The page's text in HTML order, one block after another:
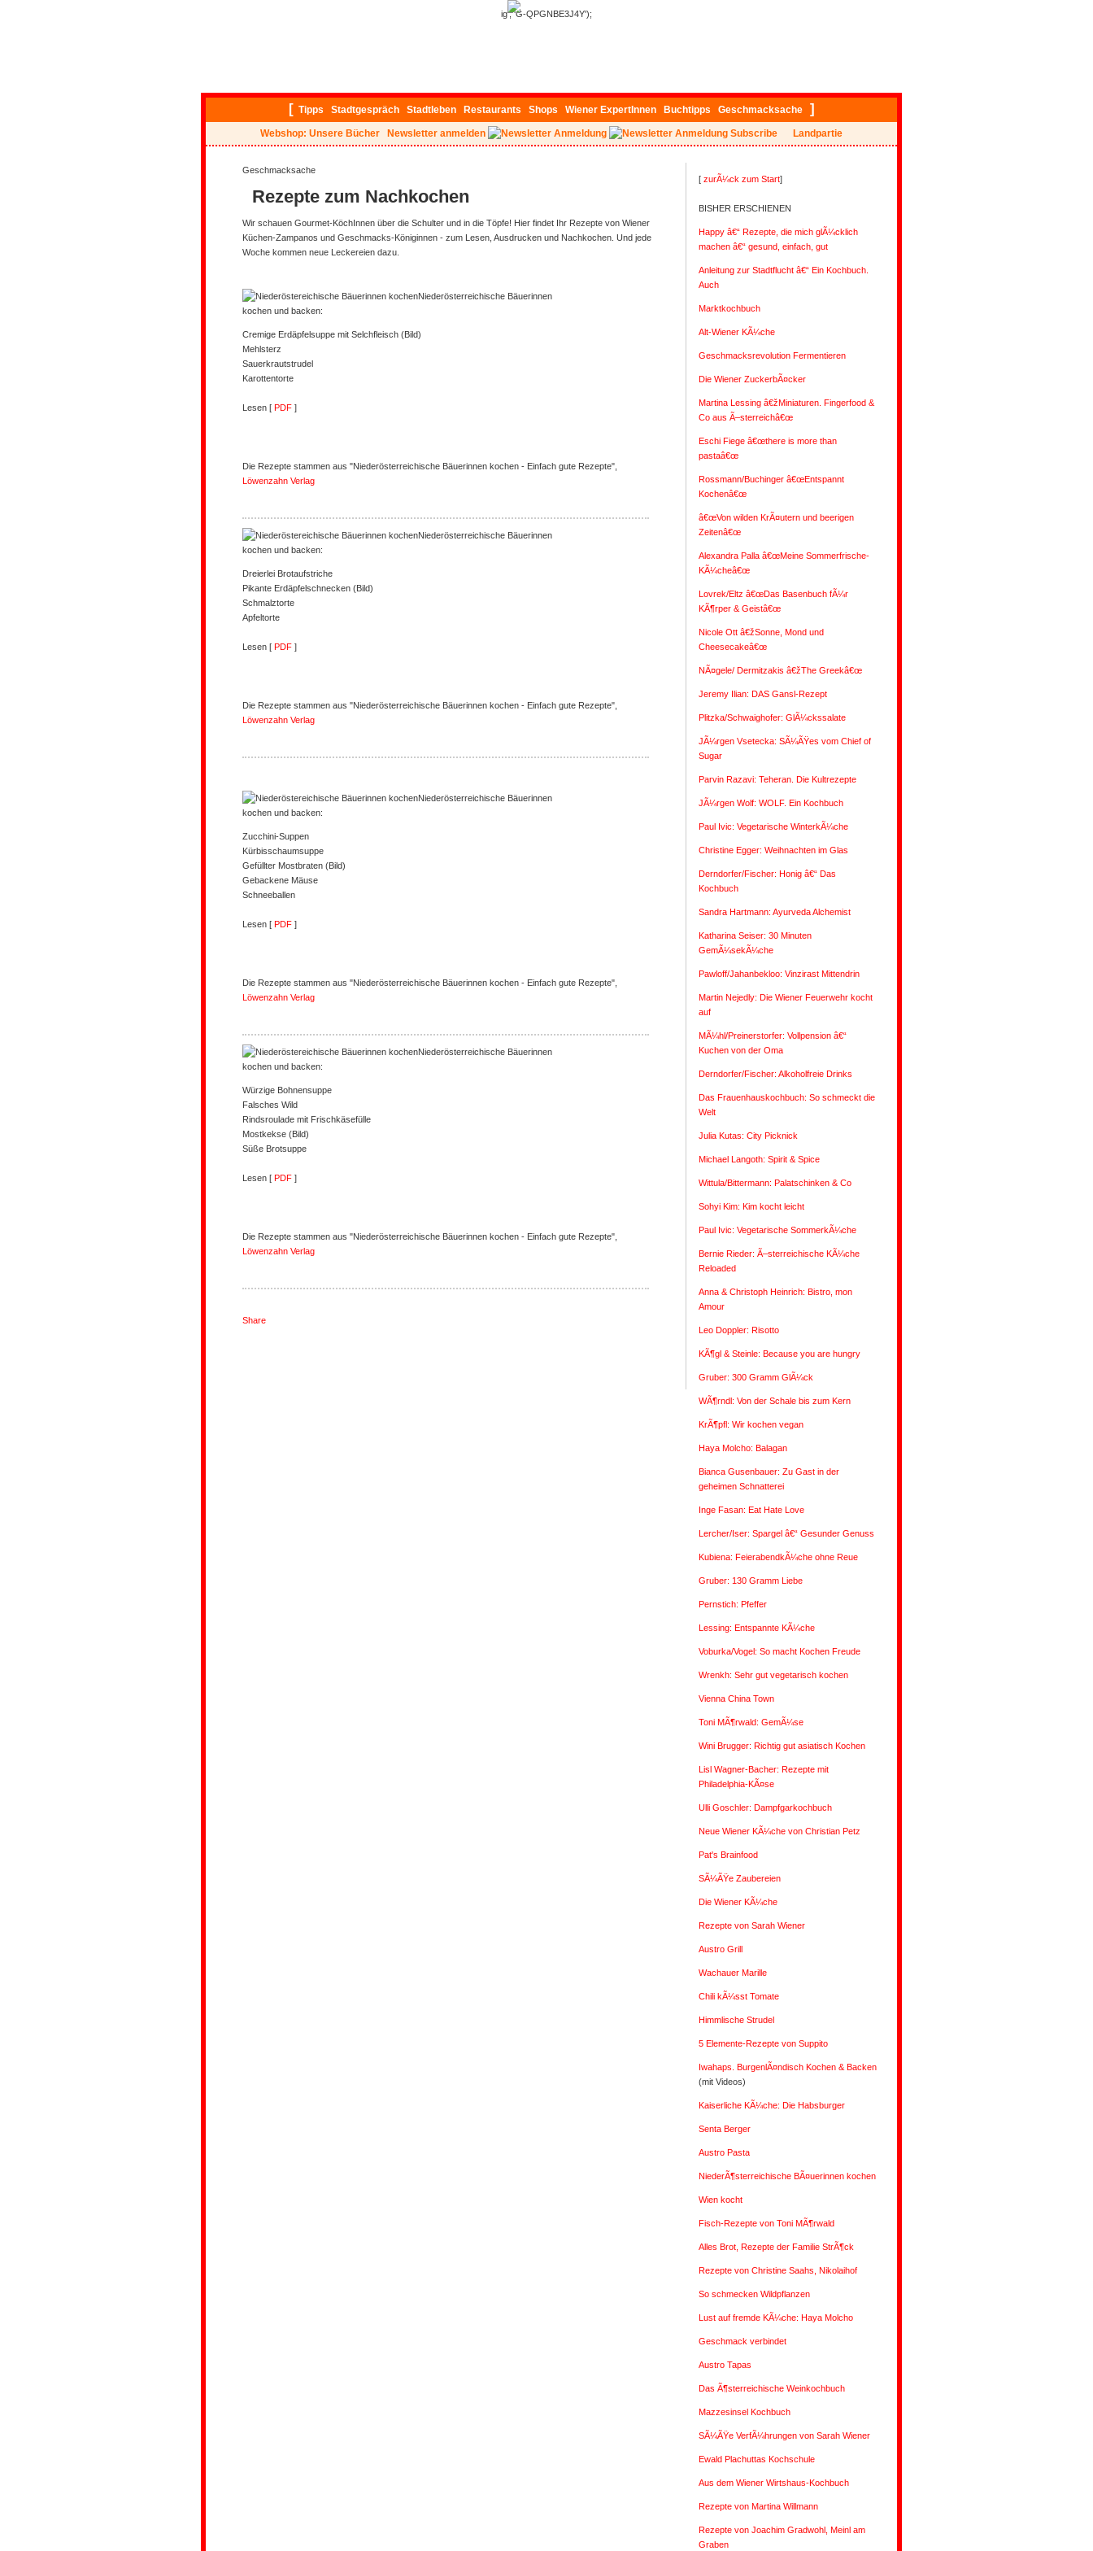
ig', 'G-QPGNBE3J4Y');
[ Tipps Stadtgespräch Stadtleben Restaurants Shops Wiener ExpertInnen Buchtipps Geschmacksache ]
Webshop: Unsere Bücher Newsletter anmelden Subscribe Landpartie
Geschmacksache
Rezepte zum Nachkochen
Wir schauen Gourmet-KöchInnen über die Schulter und in die Töpfe! Hier findet Ihr Rezepte von Wiener
Küchen-Zampanos und Geschmacks-Königinnen - zum Lesen, Ausdrucken und Nachkochen. Und jede
Woche kommen neue Leckereien dazu.
Niederösterreichische Bäuerinnen
kochen und backen:
Cremige Erdäpfelsuppe mit Selchfleisch (Bild)
Mehlsterz
Sauerkrautstrudel
Karottentorte
Lesen [ PDF ]
Die Rezepte stammen aus "Niederösterreichische Bäuerinnen kochen - Einfach gute Rezepte",
Löwenzahn Verlag
Niederösterreichische Bäuerinnen
kochen und backen:
Dreierlei Brotaufstriche
Pikante Erdäpfelschnecken (Bild)
Schmalztorte
Apfeltorte
Lesen [ PDF ]
Die Rezepte stammen aus "Niederösterreichische Bäuerinnen kochen - Einfach gute Rezepte",
Löwenzahn Verlag
Niederösterreichische Bäuerinnen
kochen und backen:
Zucchini-Suppen
Kürbisschaumsuppe
Gefüllter Mostbraten (Bild)
Gebackene Mäuse
Schneeballen
Lesen [ PDF ]
Die Rezepte stammen aus "Niederösterreichische Bäuerinnen kochen - Einfach gute Rezepte",
Löwenzahn Verlag
Niederösterreichische Bäuerinnen
kochen und backen:
Würzige Bohnensuppe
Falsches Wild
Rindsroulade mit Frischkäsefülle
Mostkekse (Bild)
Süße Brotsuppe
Lesen [ PDF ]
Die Rezepte stammen aus "Niederösterreichische Bäuerinnen kochen - Einfach gute Rezepte",
Löwenzahn Verlag
Share
[ zurÃ¼ck zum Start]
BISHER ERSCHIENEN
Happy â€“ Rezepte, die mich glÃ¼cklich
machen â€“ gesund, einfach, gut
Anleitung zur Stadtflucht â€“ Ein Kochbuch.
Auch
Marktkochbuch
Alt-Wiener KÃ¼che
Geschmacksrevolution Fermentieren
Die Wiener ZuckerbÃ¤cker
Martina Lessing â€žMiniaturen. Fingerfood &
Co aus Ã–sterreichâ€œ
Eschi Fiege â€œthere is more than
pastaâ€œ
Rossmann/Buchinger â€œEntspannt
Kochenâ€œ
â€œVon wilden KrÃ¤utern und beerigen
Zeitenâ€œ
Alexandra Palla â€œMeine Sommerfrische-
KÃ¼cheâ€œ
Lovrek/Eltz â€œDas Basenbuch fÃ¼r
KÃ¶rper & Geistâ€œ
Nicole Ott â€žSonne, Mond und
Cheesecakeâ€œ
NÃ¤gele/ Dermitzakis â€žThe Greekâ€œ
Jeremy Ilian: DAS Gansl-Rezept
Plitzka/Schwaighofer: GlÃ¼ckssalate
JÃ¼rgen Vsetecka: SÃ¼ÃŸes vom Chief of
Sugar
Parvin Razavi: Teheran. Die Kultrezepte
JÃ¼rgen Wolf: WOLF. Ein Kochbuch
Paul Ivic: Vegetarische WinterkÃ¼che
Christine Egger: Weihnachten im Glas
Derndorfer/Fischer: Honig â€“ Das
Kochbuch
Sandra Hartmann: Ayurveda Alchemist
Katharina Seiser: 30 Minuten
GemÃ¼sekÃ¼che
Pawloff/Jahanbekloo: Vinzirast Mittendrin
Martin Nejedly: Die Wiener Feuerwehr kocht
auf
MÃ¼hl/Preinerstorfer: Vollpension â€“
Kuchen von der Oma
Derndorfer/Fischer: Alkoholfreie Drinks
Das Frauenhauskochbuch: So schmeckt die
Welt
Julia Kutas: City Picknick
Michael Langoth: Spirit & Spice
Wittula/Bittermann: Palatschinken & Co
Sohyi Kim: Kim kocht leicht
Paul Ivic: Vegetarische SommerkÃ¼che
Bernie Rieder: Ã–sterreichische KÃ¼che
Reloaded
Anna & Christoph Heinrich: Bistro, mon
Amour
Leo Doppler: Risotto
KÃ¶gl & Steinle: Because you are hungry
Gruber: 300 Gramm GlÃ¼ck
WÃ¶rndl: Von der Schale bis zum Kern
KrÃ¶pfl: Wir kochen vegan
Haya Molcho: Balagan
Bianca Gusenbauer: Zu Gast in der
geheimen Schnatterei
Inge Fasan: Eat Hate Love
Lercher/Iser: Spargel â€“ Gesunder Genuss
Kubiena: FeierabendkÃ¼che ohne Reue
Gruber: 130 Gramm Liebe
Pernstich: Pfeffer
Lessing: Entspannte KÃ¼che
Voburka/Vogel: So macht Kochen Freude
Wrenkh: Sehr gut vegetarisch kochen
Vienna China Town
Toni MÃ¶rwald: GemÃ¼se
Wini Brugger: Richtig gut asiatisch Kochen
Lisl Wagner-Bacher: Rezepte mit
Philadelphia-KÃ¤se
Ulli Goschler: Dampfgarkochbuch
Neue Wiener KÃ¼che von Christian Petz
Pat's Brainfood
SÃ¼ÃŸe Zaubereien
Die Wiener KÃ¼che
Rezepte von Sarah Wiener
Austro Grill
Wachauer Marille
Chili kÃ¼sst Tomate
Himmlische Strudel
5 Elemente-Rezepte von Suppito
Iwahaps. BurgenlÃ¤ndisch Kochen & Backen
(mit Videos)
Kaiserliche KÃ¼che: Die Habsburger
Senta Berger
Austro Pasta
NiederÃ¶sterreichische BÃ¤uerinnen kochen
Wien kocht
Fisch-Rezepte von Toni MÃ¶rwald
Alles Brot, Rezepte der Familie StrÃ¶ck
Rezepte von Christine Saahs, Nikolaihof
So schmecken Wildpflanzen
Lust auf fremde KÃ¼che: Haya Molcho
Geschmack verbindet
Austro Tapas
Das Ã¶sterreichische Weinkochbuch
Mazzesinsel Kochbuch
SÃ¼ÃŸe VerfÃ¼hrungen von Sarah Wiener
Ewald Plachuttas Kochschule
Aus dem Wiener Wirtshaus-Kochbuch
Rezepte von Martina Willmann
Rezepte von Joachim Gradwohl, Meinl am
Graben